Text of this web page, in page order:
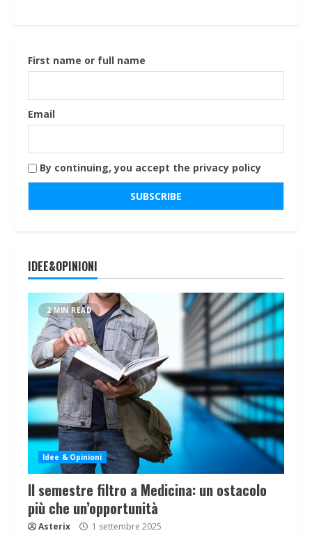
First name or full name
Email
By continuing, you accept the privacy policy
IDEE&OPINIONI
2 MIN READ
Idee & Opinioni
Il semestre filtro a Medicina: un ostacolo
più che un’opportunità
Asterix 1 settembre 2025